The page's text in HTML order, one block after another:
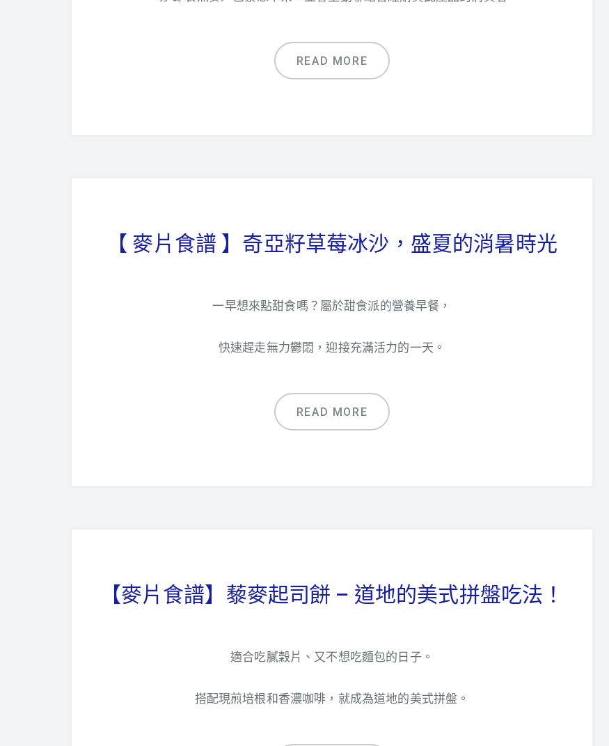
READ MORE
【 麥片食譜 】奇亞籽草莓冰沙，盛夏的消暑時光
一早想來點甜食嗎？屬於甜食派的營養早餐，
快速趕走無力鬱悶，迎接充滿活力的一天。
READ MORE
【麥片食譜】藜麥起司餅 – 道地的美式拼盤吃法！
適合吃膩穀片、又不想吃麵包的日子。
搭配現煎培根和香濃咖啡，就成為道地的美式拼盤。